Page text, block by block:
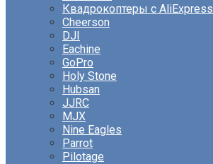
Квадрокоптеры с AliExpress
Cheerson
DJI
Eachine
GoPro
Holy Stone
Hubsan
JJRC
MJX
Nine Eagles
Parrot
Pilotage